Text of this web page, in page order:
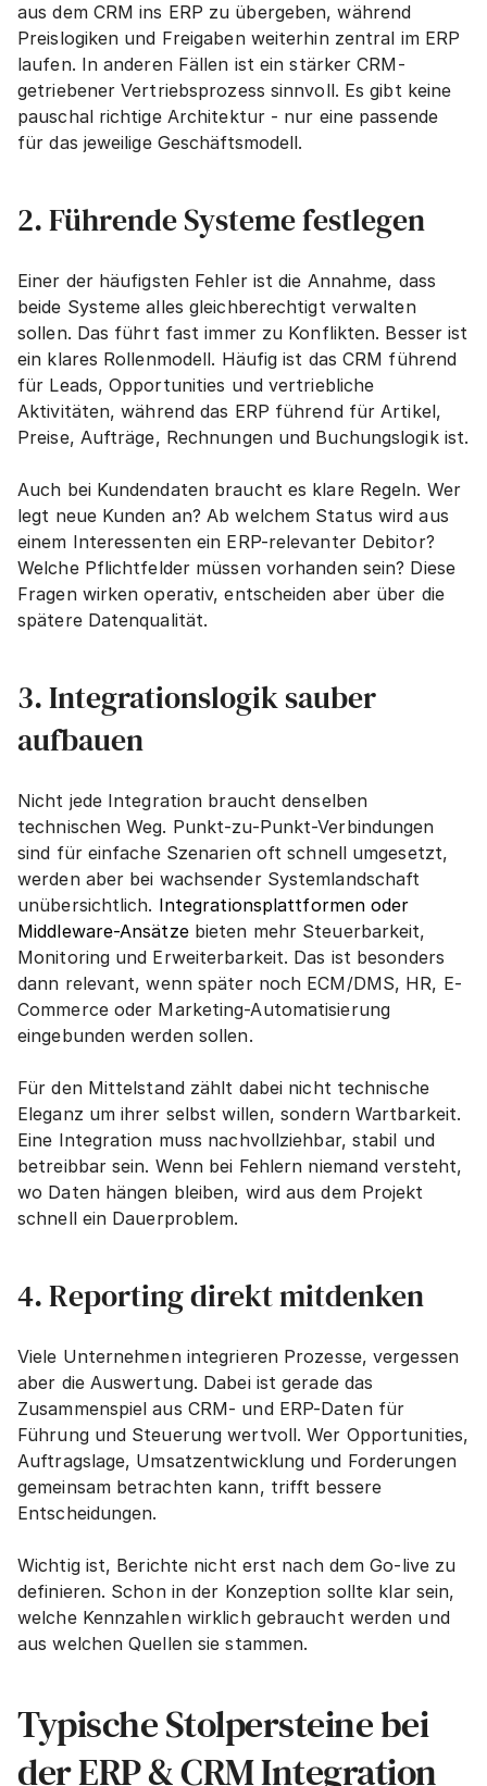
aus dem CRM ins ERP zu übergeben, während
Preislogiken und Freigaben weiterhin zentral im ERP
laufen. In anderen Fällen ist ein stärker CRM-
getriebener Vertriebsprozess sinnvoll. Es gibt keine
pauschal richtige Architektur - nur eine passende
für das jeweilige Geschäftsmodell.
2. Führende Systeme festlegen
Einer der häufigsten Fehler ist die Annahme, dass
beide Systeme alles gleichberechtigt verwalten
sollen. Das führt fast immer zu Konflikten. Besser ist
ein klares Rollenmodell. Häufig ist das CRM führend
für Leads, Opportunities und vertriebliche
Aktivitäten, während das ERP führend für Artikel,
Preise, Aufträge, Rechnungen und Buchungslogik ist.
Auch bei Kundendaten braucht es klare Regeln. Wer
legt neue Kunden an? Ab welchem Status wird aus
einem Interessenten ein ERP-relevanter Debitor?
Welche Pflichtfelder müssen vorhanden sein? Diese
Fragen wirken operativ, entscheiden aber über die
spätere Datenqualität.
3. Integrationslogik sauber
aufbauen
Nicht jede Integration braucht denselben
technischen Weg. Punkt-zu-Punkt-Verbindungen
sind für einfache Szenarien oft schnell umgesetzt,
werden aber bei wachsender Systemlandschaft
unübersichtlich. Integrationsplattformen oder
Middleware-Ansätze bieten mehr Steuerbarkeit,
Monitoring und Erweiterbarkeit. Das ist besonders
dann relevant, wenn später noch ECM/DMS, HR, E-
Commerce oder Marketing-Automatisierung
eingebunden werden sollen.
Für den Mittelstand zählt dabei nicht technische
Eleganz um ihrer selbst willen, sondern Wartbarkeit.
Eine Integration muss nachvollziehbar, stabil und
betreibbar sein. Wenn bei Fehlern niemand versteht,
wo Daten hängen bleiben, wird aus dem Projekt
schnell ein Dauerproblem.
4. Reporting direkt mitdenken
Viele Unternehmen integrieren Prozesse, vergessen
aber die Auswertung. Dabei ist gerade das
Zusammenspiel aus CRM- und ERP-Daten für
Führung und Steuerung wertvoll. Wer Opportunities,
Auftragslage, Umsatzentwicklung und Forderungen
gemeinsam betrachten kann, trifft bessere
Entscheidungen.
Wichtig ist, Berichte nicht erst nach dem Go-live zu
definieren. Schon in der Konzeption sollte klar sein,
welche Kennzahlen wirklich gebraucht werden und
aus welchen Quellen sie stammen.
Typische Stolpersteine bei
der ERP & CRM Integration